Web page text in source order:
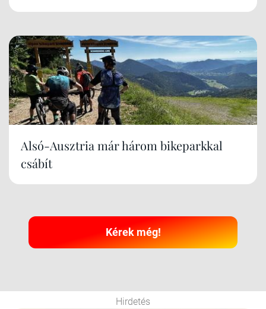
Alsó-Ausztria már három bikeparkkal
csábít
Kérek még!
Hirdetés